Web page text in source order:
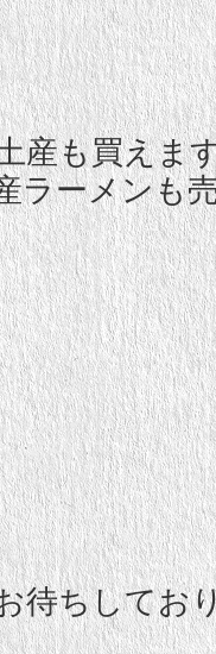
産も買えま
ラーメンも
待ちしてお